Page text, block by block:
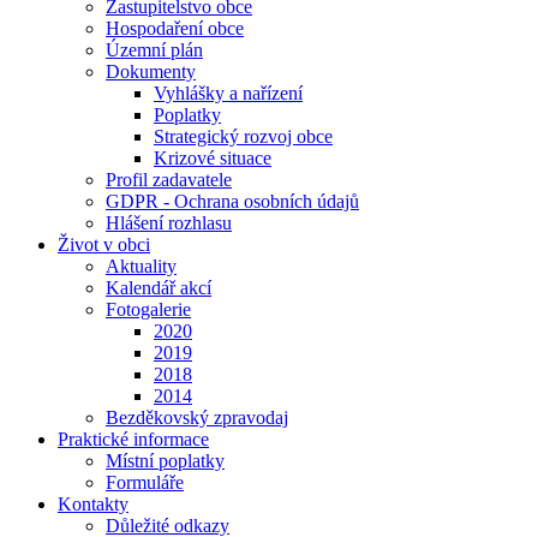
Zastupitelstvo obce
Hospodaření obce
Územní plán
Dokumenty
Vyhlášky a nařízení
Poplatky
Strategický rozvoj obce
Krizové situace
Profil zadavatele
GDPR - Ochrana osobních údajů
Hlášení rozhlasu
Život v obci
Aktuality
Kalendář akcí
Fotogalerie
2020
2019
2018
2014
Bezděkovský zpravodaj
Praktické informace
Místní poplatky
Formuláře
Kontakty
Důležité odkazy